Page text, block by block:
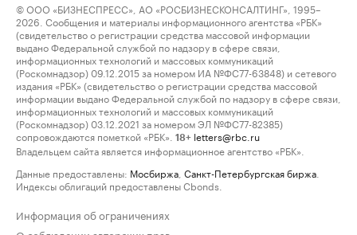
© ООО «БИЗНЕСПРЕСС», АО «РОСБИЗНЕСКОНСАЛТИНГ», 1995–
2026. Сообщения и материалы информационного агентства «РБК»
(свидетельство о регистрации средства массовой информации
выдано Федеральной службой по надзору в сфере связи,
информационных технологий и массовых коммуникаций
(Роскомнадзор) 09.12.2015 за номером ИА №ФС77-63848) и сетевого
издания «РБК» (свидетельство о регистрации средства массовой
информации выдано Федеральной службой по надзору в сфере связи,
информационных технологий и массовых коммуникаций
(Роскомнадзор) 03.12.2021 за номером ЭЛ №ФС77-82385)
сопровождаются пометкой «РБК».
18+ letters@rbc.ru
Владельцем сайта является информационное агентство «РБК».
Данные предоставлены: Мосбиржа Санкт-Петербургская биржа
Индексы облигаций предоставлены Cbonds.
Информация об ограничениях